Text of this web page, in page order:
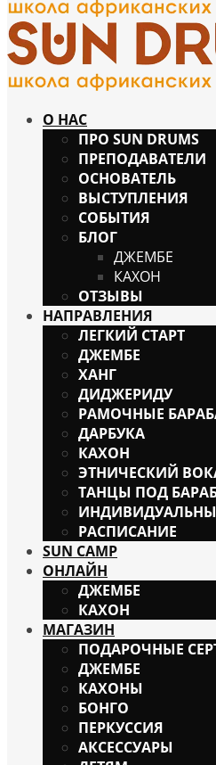
О НАС
ПРО SUN DRUMS
ПРЕПОДАВАТЕЛИ
ОСНОВАТЕЛЬ
ВЫСТУПЛЕНИЯ
СОБЫТИЯ
БЛОГ
ДЖЕМБЕ
КАХОН
ОТЗЫВЫ
НАПРАВЛЕНИЯ
ЛЕГКИЙ СТАРТ
ДЖЕМБЕ
ХАНГ
ДИДЖЕРИДУ
РАМОЧНЫЕ
ДАРБУКА
КАХОН
ЭТНИЧЕСКИЙ
ТАНЦЫ ПОД
РАСПИСАНИЕ
SUN CAMP
ОНЛАЙН
ДЖЕМБЕ
КАХОН
МАГАЗИН
ПОДАРОЧНЫЕ
ДЖЕМБЕ
КАХОНЫ
БОНГО
ПЕРКУССИЯ
АКСЕССУАРЫ